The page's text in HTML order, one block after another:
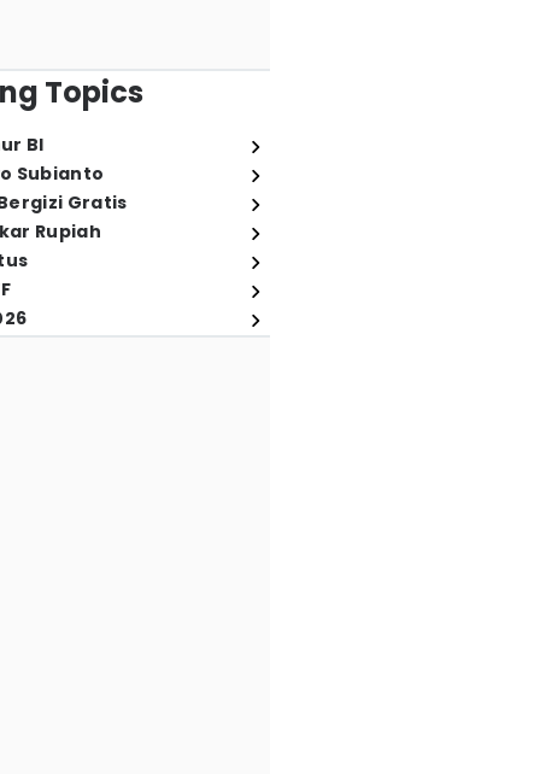
Topics
BI
Subianto
Gratis
Rupiah